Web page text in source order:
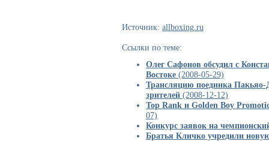
Источник: allboxing.ru
Ссылки по теме:
Олег Сафонов обсудил с
Востоке (2008-05-29)
Трансляцию поединка
зрителей (2008-12-12)
Top Rank и Golden Boy
07)
Конкурс заявок на
Братья Кличко учредили